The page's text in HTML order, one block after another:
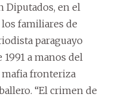
Diputados, en el
los familiares de
paraguayo
a manos del
fronteriza
“El crimen de